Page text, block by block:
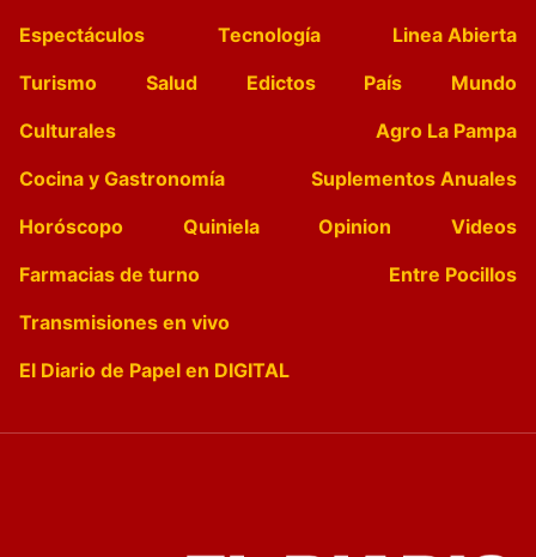
Espectáculos
Tecnología
Linea Abierta
Turismo
Salud Edictos País
Mundo
Culturales
Agro La Pampa
Cocina y Gastronomía
Suplementos Anuales
Horóscopo
Quiniela Opinion
Videos
Farmacias de turno
Entre Pocillos
Transmisiones en vivo
El Diario de Papel en DIGITAL